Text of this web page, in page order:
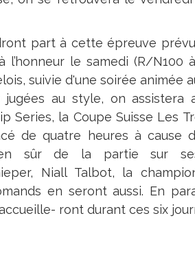
part à cette épreuve
le samedi (R/N100 à
suivie d'une soirée animée
au style, on assistera
Series, la Coupe Suisse Les
de quatre heures à cause
sûr de la partie sur
Niall Talbot, la
en seront aussi. En
ront durant ces six